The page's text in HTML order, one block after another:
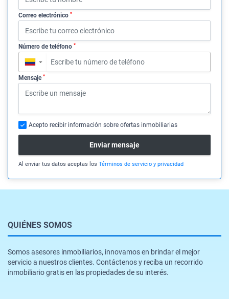
Correo electrónico *
Número de teléfono *
▼
Mensaje *
Acepto recibir información sobre ofertas inmobiliarias
Enviar mensaje
Al enviar tus datos aceptas los Términos de servicio y privacidad
QUIÉNES SOMOS
Somos asesores inmobiliarios, innovamos en brindar el mejor
servicio a nuestros clientes. Contáctenos y reciba un recorrido
inmobiliario gratis en las propiedades de su interés.